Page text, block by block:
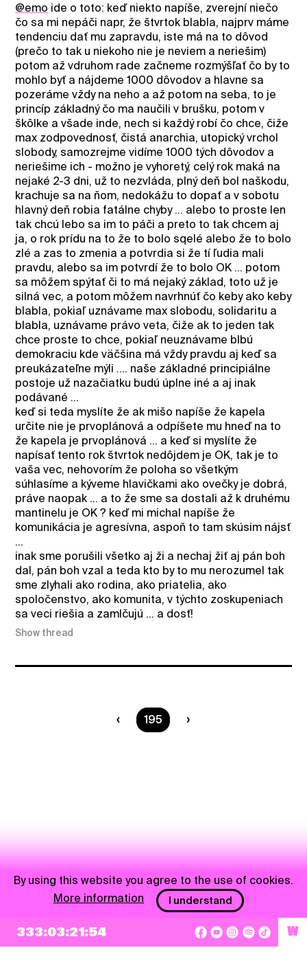
@emo ide o toto: keď niekto napíše, zverejní niečo
čo sa mi nepáči napr, že štvrtok blabla, najprv máme
tendenciu dať mu zapravdu, iste má na to dôvod
(prečo to tak u niekoho nie je neviem a neriešim)
potom až vdruhom rade začneme rozmýšľať čo by to
mohlo byť a nájdeme 1000 dôvodov a hlavne sa
pozeráme vždy na neho a až potom na seba, to je
princíp základný čo ma naučili v brušku, potom v
škôlke a všade inde, nech si každý robí čo chce, čiže
max zodpovednosť, čistá anarchia, utopický vrchol
slobody, samozrejme vidíme 1000 tých dôvodov a
neriešime ich - možno je vyhoretý, celý rok maká na
nejaké 2-3 dni, už to nezvláda, plný deň bol naškodu,
krachuje sa na ňom, nedokážu to dopať a v sobotu
hlavný deň robia fatálne chyby ... alebo to proste len
tak chcú lebo sa im to páči a preto to tak chcem aj
ja, o rok prídu na to že to bolo sqelé alebo že to bolo
zlé a zas to zmenia a potvrdia si že tí ľudia mali
pravdu, alebo sa im potvrdí že to bolo OK ... potom
sa môžem spýtať či to má nejaký základ, toto už je
silná vec, a potom môžem navrhnúť čo keby ako keby
blabla, pokiaľ uznávame max slobodu, solidaritu a
blabla, uznávame právo veta, čiže ak to jeden tak
chce proste to chce, pokiaľ neuznávame blbú
demokraciu kde väčšina má vždy pravdu aj keď sa
preukázateľne mýli .... naše základné principiálne
postoje už nazačiatku budú úplne iné a aj inak
podávané ...
keď si teda myslíte že ak mišo napíše že kapela
určite nie je prvoplánová a odpíšete mu hneď na to
že kapela je prvoplánová ... a keď si myslíte že
napísať tento rok štvrtok nedôjdem je OK, tak je to
vaša vec, nehovorím že poloha so všetkým
súhlasíme a kýveme hlavičkami ako ovečky je dobrá,
práve naopak ... a to že sme sa dostali až k druhému
mantinelu je OK ? keď mi michal napíše že
komunikácia je agresívna, aspoň to tam skúsim nájsť
...
inak sme porušili všetko aj ži a nechaj žiť aj pán boh
dal, pán boh vzal a teda kto by to mu nerozumel tak
sme zlyhali ako rodina, ako priatelia, ako
spoločenstvo, ako komunita, v týchto zoskupeniach
sa veci riešia a zamlčujú ... a dosť!
Show thread
You are on page
195
333:03:21:54 W
By using this website you agree to the use of cookies.
More information
I understand